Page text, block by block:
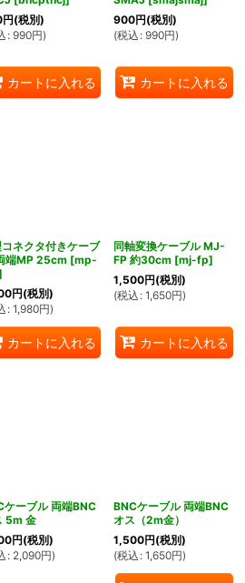
円(税別)
: 990円)
カートに入れる
900円(税別)
(税込 : 990円)
カートに入れる
ネクタ付きケーブ
端MP 25cm [mp-
円(税別)
: 1,980円)
カートに入れる
同軸変換ケーブル MJ-
FP 約30cm [mj-fp]
1,500円(税別)
(税込 : 1,650円)
カートに入れる
ケーブル 両端BNC
5m 金
円(税別)
: 2,090円)
BNCケーブル 両端BNC
オス（2m金）
1,500円(税別)
(税込 : 1,650円)